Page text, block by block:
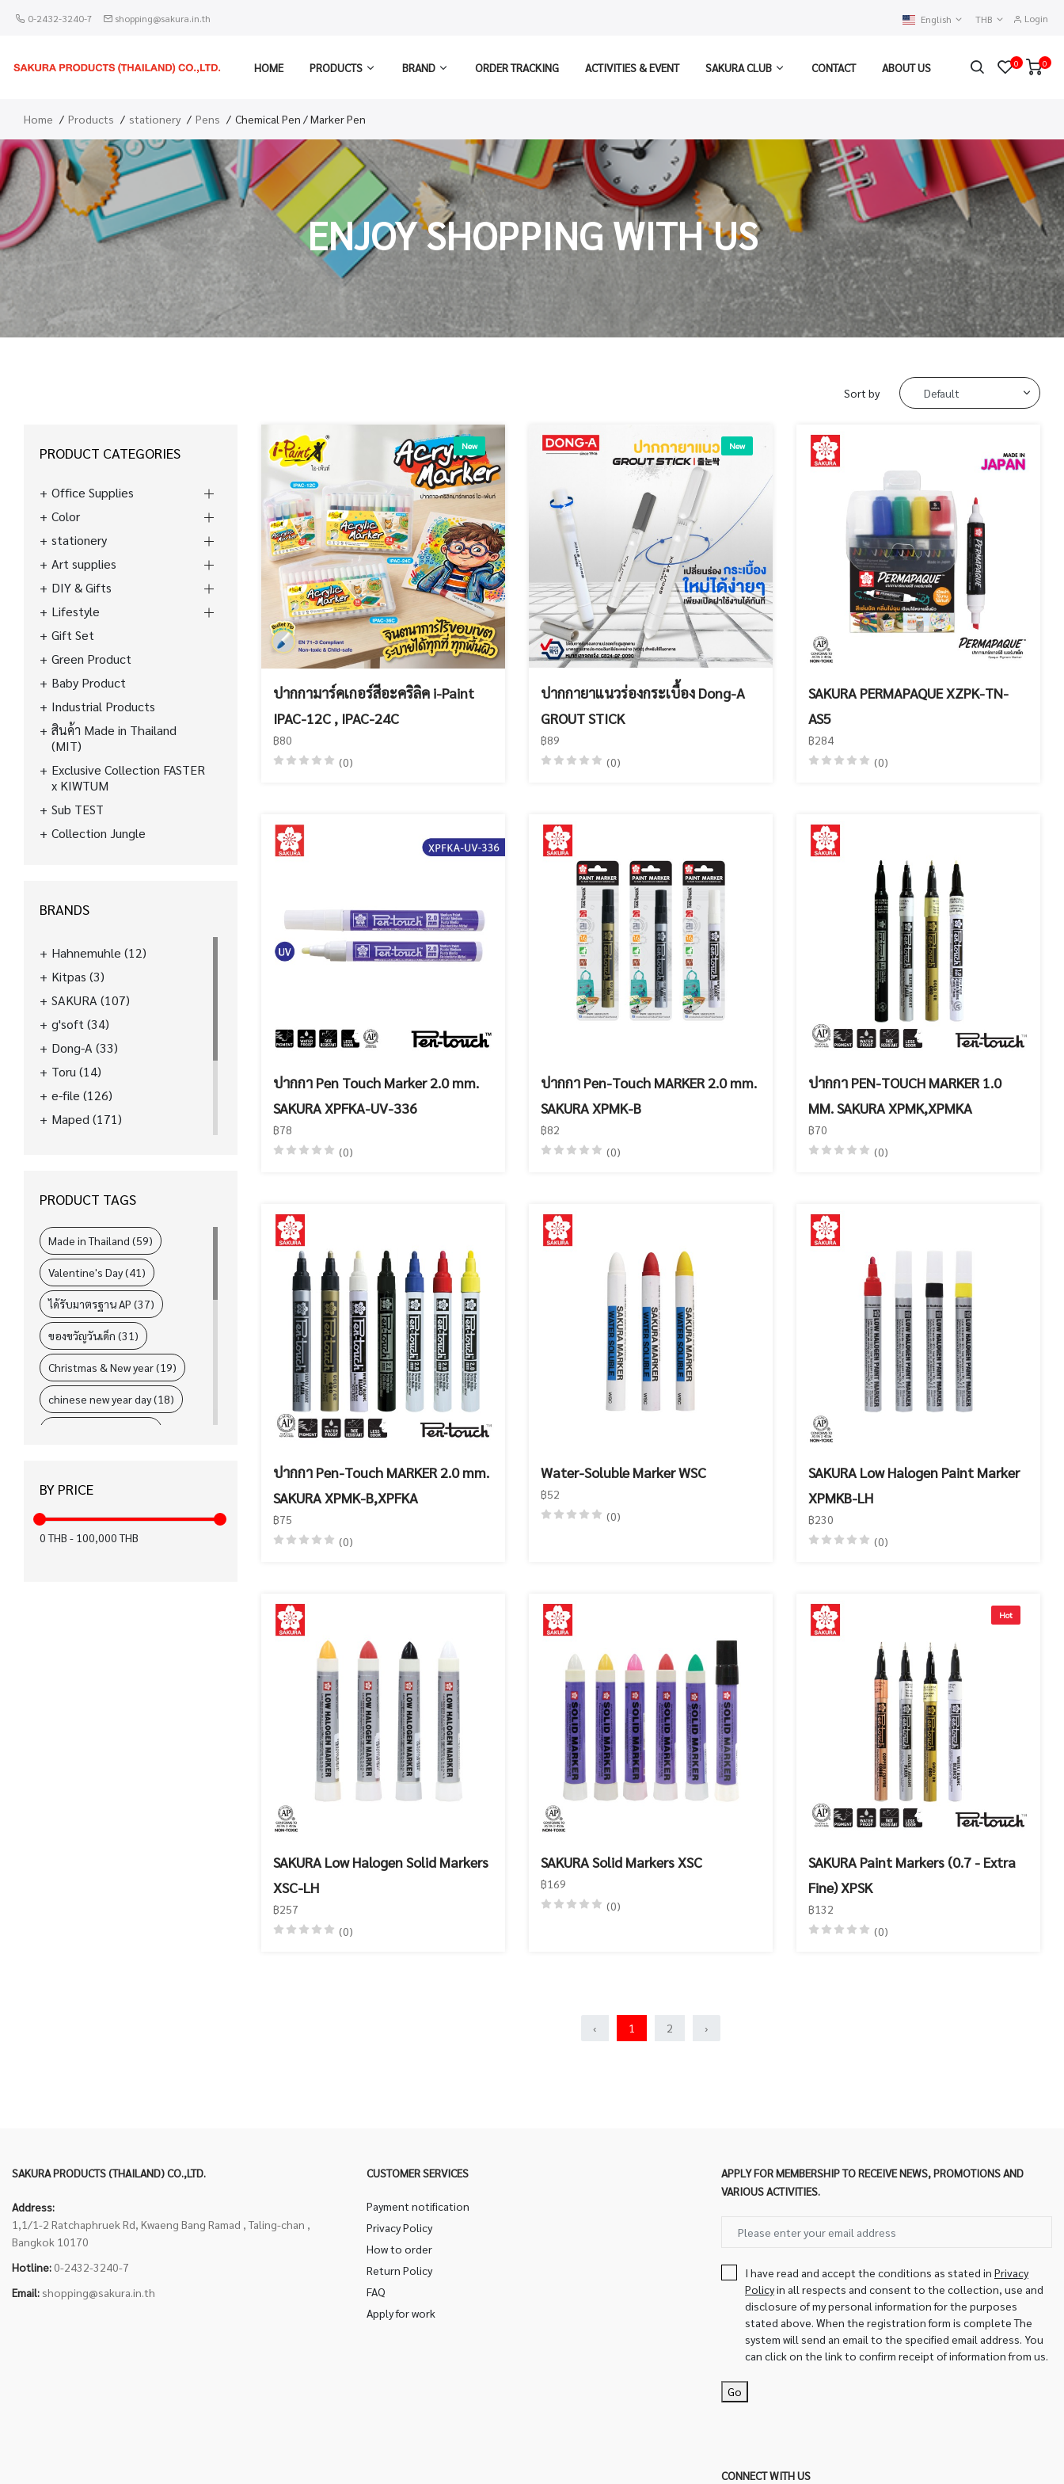
0-2432-3240-7 shopping@sakura.in.th English THB Login
HOME PRODUCTS BRAND ORDER TRACKING ACTIVITIES & EVENT SAKURA CLUB CONTACT ABOUT US 0 0
Home Products stationery Pens Chemical Pen / Marker Pen
ENJOY SHOPPING WITH US
Sort by
PRODUCT CATEGORIES
Office Supplies
Color
stationery
Art supplies
DIY & Gifts
Lifestyle
Gift Set
Green Product
Baby Product
Industrial Products
สินค้า Made in Thailand
(MIT)
Exclusive Collection FASTER
x KIWTUM
Sub TEST
Collection Jungle
BRANDS
Hahnemuhle (12)
Kitpas (3)
SAKURA (107)
g'soft (34)
Dong-A (33)
Toru (14)
e-file (126)
Maped (171)
L&P(4)
PRODUCT TAGS
Made in Thailand (59)
Valentine's Day (41)
ได้รับมาตรฐาน AP (37)
ของขวัญวันเด็ก (31)
Christmas & New year (19)
chinese new year day (18)
ได้รับมาตรฐาน KC (12)
สำหรับคนถนัดมือซ้าย (8)
BY PRICE
0THB - 100,000THB
New
ปากกามาร์คเกอร์สีอะคริลิค i-Paint
IPAC-12C , IPAC-24C
฿80
(0)
New
ปากกายาแนวร่องกระเบื้อง Dong-A
GROUT STICK
฿89
(0)
SAKURA PERMAPAQUE XZPK-TN-
AS5
฿284
(0)
ปากกา Pen Touch Marker 2.0 mm.
SAKURA XPFKA-UV-336
฿78
(0)
ปากกา Pen-Touch MARKER 2.0 mm.
SAKURA XPMK-B
฿82
(0)
ปากกา PEN-TOUCH MARKER 1.0
MM. SAKURA XPMK,XPMKA
฿70
(0)
ปากกา Pen-Touch MARKER 2.0 mm.
SAKURA XPMK-B,XPFKA
฿75
(0)
Water-Soluble Marker WSC
฿52
(0)
SAKURA Low Halogen Paint Marker
XPMKB-LH
฿230
(0)
SAKURA Low Halogen Solid Markers
XSC-LH
฿257
(0)
SAKURA Solid Markers XSC
฿169
(0)
Hot
SAKURA Paint Markers (0.7 - Extra
Fine) XPSK
฿132
(0)
‹ 1 2 ›
SAKURA PRODUCTS (THAILAND) CO.,LTD.
Address:
1,1/1-2 Ratchaphruek Rd, Kwaeng Bang Ramad , Taling-chan ,
Bangkok 10170
Hotline: 0-2432-3240-7
Email: shopping@sakura.in.th
CUSTOMER SERVICES
Payment notification
Privacy Policy
How to order
Return Policy
FAQ
Apply for work
APPLY FOR MEMBERSHIP TO RECEIVE NEWS, PROMOTIONS AND
VARIOUS ACTIVITIES.
I have read and accept the conditions as stated in Privacy
Policyin all respects and consent to the collection, use and
disclosure of my personal information for the purposes
stated above. When the registration form is complete The
system will send an email to the specified email address. You
can click on the link to confirm receipt of information from us.
Go
CONNECT WITH US